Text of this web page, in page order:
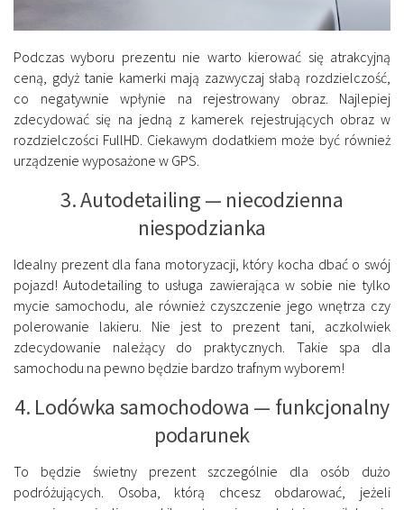
Podczas wyboru prezentu nie warto kierować się atrakcyjną
ceną, gdyż tanie kamerki mają zazwyczaj słabą rozdzielczość,
co negatywnie wpłynie na rejestrowany obraz. Najlepiej
zdecydować się na jedną z kamerek rejestrujących obraz w
rozdzielczości FullHD. Ciekawym dodatkiem może być również
urządzenie wyposażone w GPS.
3. Autodetailing — niecodzienna
niespodzianka
Idealny prezent dla fana motoryzacji, który kocha dbać o swój
pojazd! Autodetailing to usługa zawierająca w sobie nie tylko
mycie samochodu, ale również czyszczenie jego wnętrza czy
polerowanie lakieru. Nie jest to prezent tani, aczkolwiek
zdecydowanie należący do praktycznych. Takie spa dla
samochodu na pewno będzie bardzo trafnym wyborem!
4. Lodówka samochodowa — funkcjonalny
podarunek
To będzie świetny prezent szczególnie dla osób dużo
podróżujących. Osoba, którą chcesz obdarować, jeżeli